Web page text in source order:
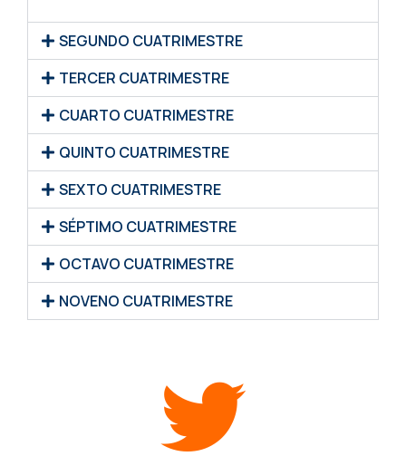
SEGUNDO CUATRIMESTRE
TERCER CUATRIMESTRE
CUARTO CUATRIMESTRE
QUINTO CUATRIMESTRE
SEXTO CUATRIMESTRE
SÉPTIMO CUATRIMESTRE
OCTAVO CUATRIMESTRE
NOVENO CUATRIMESTRE